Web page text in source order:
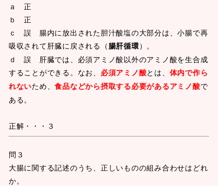
ａ 正
ｂ 正
ｃ 誤 腸内に放出された胆汁酸塩の大部分は、小腸で再
吸収されて肝臓に戻される（腸肝循環）。
ｄ 誤 肝臓では、必須アミノ酸以外のアミノ酸を生合成
することができる。なお、 必須アミノ酸とは、 体内で作ら
れないため、食品などから摂取する必要があるアミノ酸で
ある。
正解・・・３
問３
大腸に関する記述のうち、正しいものの組み合わせはどれ
か。